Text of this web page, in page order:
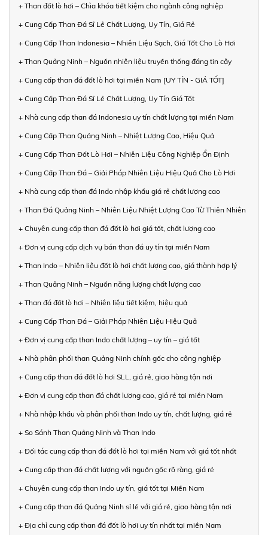
+ Than đốt lò hơi – Chìa khóa tiết kiệm cho ngành công nghiệp
+ Cung Cấp Than Đá Sỉ Lẻ Chất Lượng, Uy Tín, Giá Rẻ
+ Cung Cấp Than Indonesia – Nhiên Liệu Sạch, Giá Tốt Cho Lò Hơi
+ Than Quảng Ninh – Nguồn nhiên liệu truyền thống đáng tin cậy
+ Cung cấp than đá đốt lò hơi tại miền Nam [UY TÍN - GIÁ TỐT]
+ Cung Cấp Than Đá Sỉ Lẻ Chất Lượng, Uy Tín Giá Tốt
+ Nhà cung cấp than đá Indonesia uy tín chất lượng tại miền Nam
+ Cung Cấp Than Quảng Ninh – Nhiệt Lượng Cao, Hiệu Quả
+ Cung Cấp Than Đốt Lò Hơi – Nhiên Liệu Công Nghiệp Ổn Định
+ Cung Cấp Than Đá – Giải Pháp Nhiên Liệu Hiệu Quả Cho Lò Hơi
+ Nhà cung cấp than đá Indo nhập khẩu giá rẻ chất lượng cao
+ Than Đá Quảng Ninh – Nhiên Liệu Nhiệt Lượng Cao Từ Thiên Nhiên
+ Chuyên cung cấp than đá đốt lò hơi giá tốt, chất lượng cao
+ Đơn vị cung cấp dịch vụ bán than đá uy tín tại miền Nam
+ Than Indo – Nhiên liệu đốt lò hơi chất lượng cao, giá thành hợp lý
+ Than Quảng Ninh – Nguồn năng lượng chất lượng cao
+ Than đá đốt lò hơi – Nhiên liệu tiết kiệm, hiệu quả
+ Cung Cấp Than Đá – Giải Pháp Nhiên Liệu Hiệu Quả
+ Đơn vị cung cấp than Indo chất lượng – uy tín – giá tốt
+ Nhà phân phối than Quảng Ninh chính gốc cho công nghiệp
+ Cung cấp than đá đốt lò hơi SLL, giá rẻ, giao hàng tận nơi
+ Đơn vị cung cấp than đá chất lượng cao, giá rẻ tại miền Nam
+ Nhà nhập khẩu và phân phối than Indo uy tín, chất lượng, giá rẻ
+ So Sánh Than Quảng Ninh và Than Indo
+ Đối tác cung cấp than đá đốt lò hơi tại miền Nam với giá tốt nhất
+ Cung cấp than đá chất lượng với nguồn gốc rõ ràng, giá rẻ
+ Chuyên cung cấp than Indo uy tín, giá tốt tại Miền Nam
+ Cung cấp than đá Quảng Ninh sỉ lẻ với giá rẻ, giao hàng tận nơi
+ Địa chỉ cung cấp than đá đốt lò hơi uy tín nhất tại miền Nam